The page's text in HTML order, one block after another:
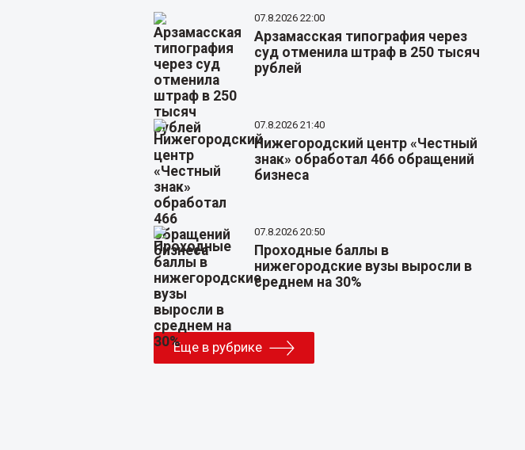
07.8.2026 22:00
Арзамасская типография через
суд отменила штраф в 250 тысяч
рублей
07.8.2026 21:40
Нижегородский центр «Честный
знак» обработал 466 обращений
бизнеса
07.8.2026 20:50
Проходные баллы в
нижегородские вузы выросли в
среднем на 30%
Еще в рубрике